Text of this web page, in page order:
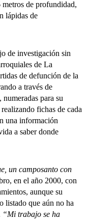
metros de profundidad,
lápidas de
investigación sin
de La
de defunción de la
a través de
para su
fichas de cada
una información
a saber donde
un camposanto con
en el año 2000, con
aunque su
listado que aún no ha
“Mi trabajo se ha